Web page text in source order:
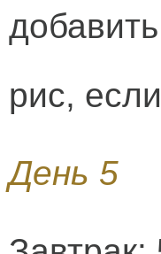
рис,
День 5